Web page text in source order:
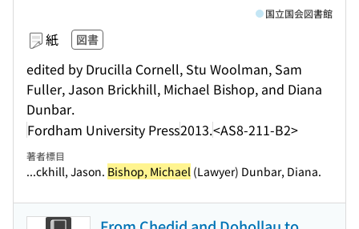
紙 図書
edited by Drucilla Cornell, Stu Woolman, Sam
Fuller, Jason Brickhill, Michael Bishop, and Diana
Dunbar.
Fordham University Press2013.<AS8-211-B2>
国立国会図書館
著者標目
...ckhill, Jason. Bishop, Michael (Lawyer) Dunbar, Diana.